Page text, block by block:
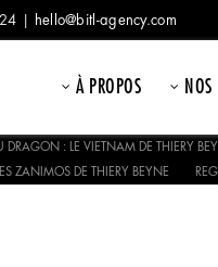
| hello@bitl-agency.com
À PROPOS NOS
DRAGON : LE VIETNAM DE THIERY
LES ZANIMOS DE THIERY BEYNE